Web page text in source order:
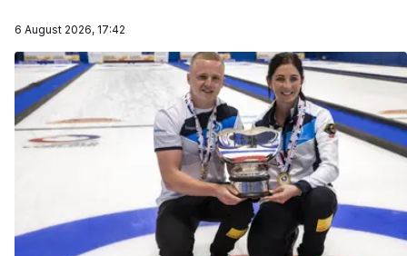
6 August 2026, 17:42